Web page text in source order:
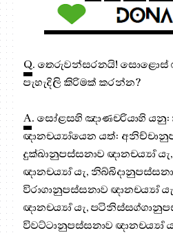
Q. තෙරුවන්සරනයි! සොළොස්
පැහැදිලි කිරිමක් කරන්න?
A. සෝළසහි ඤාණචරියාහි
ඥානචර්‍ය්‍යායෙන යත්:
දුක්ඛානුපස්සනාව ඥානචර්‍ය්‍යා
ඥානචර්‍ය්‍යා යැ,
විරාගානුපස්සනාව ඥානචර්‍ය්‍යා
ඥානචර්‍ය්‍යා යැ,
විවට්ටානුපස්සනාව ඥානචර්‍ය්‍යා